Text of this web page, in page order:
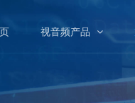
视音频产品